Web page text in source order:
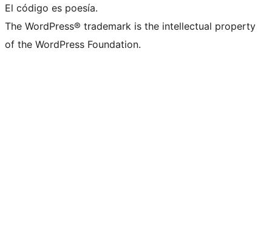
El código es poesía.
The WordPress® trademark is the intellectual property
of the WordPress Foundation.